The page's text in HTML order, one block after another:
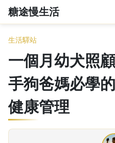
糖途慢生活
生活驛站
一個月幼犬照
手狗爸媽必學
健康管理